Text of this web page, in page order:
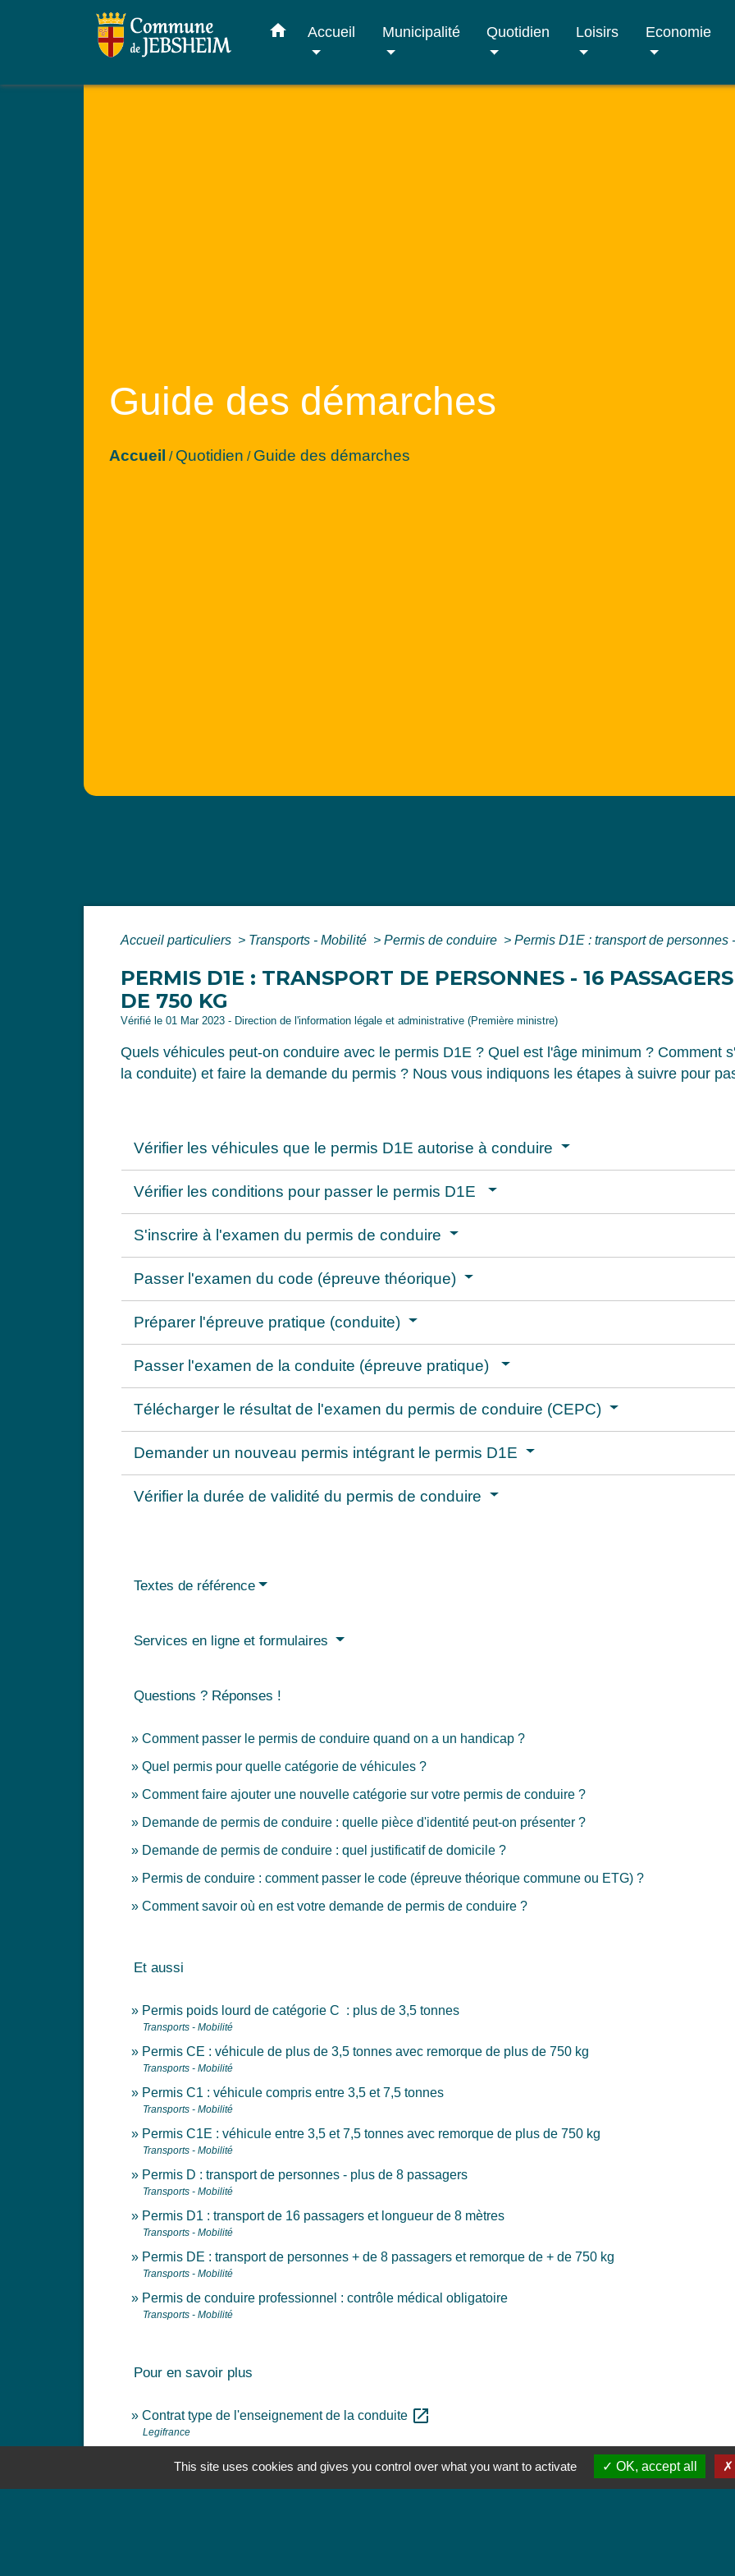
home Accueil Municipalité Quotidien Loisirs Economie
Guide des démarches
Accueil / Quotidien / Guide des démarches
Accueil particuliers > Transports - Mobilité > Permis de conduire > Permis D1E : transport de personnes
PERMIS D1E : TRANSPORT DE PERSONNES - 16
DE 750 KG
Vérifié le 01 Mar 2023 - Direction de l'information légale et administrative (Première ministre)
Quels véhicules peut-on conduire avec le permis D1E ? Quel est l'âge minimum ? Comment
la conduite) et faire la demande du permis ? Nous vous indiquons les étapes à suivre pour
Vérifier les véhicules que le permis D1E autorise à conduire
Vérifier les conditions pour passer le permis D1E
S'inscrire à l'examen du permis de conduire
Passer l'examen du code (épreuve théorique)
Préparer l'épreuve pratique (conduite)
Passer l'examen de la conduite (épreuve pratique)
Télécharger le résultat de l'examen du permis de conduire (CEPC)
Demander un nouveau permis intégrant le permis D1E
Vérifier la durée de validité du permis de conduire
Textes de référence
Services en ligne et formulaires
Questions ? Réponses !
Comment passer le permis de conduire quand on a un handicap ?
Quel permis pour quelle catégorie de véhicules ?
Comment faire ajouter une nouvelle catégorie sur votre permis de conduire ?
Demande de permis de conduire : quelle pièce d'identité peut-on présenter ?
Demande de permis de conduire : quel justificatif de domicile ?
Permis de conduire : comment passer le code (épreuve théorique commune ou ETG) ?
Comment savoir où en est votre demande de permis de conduire ?
Et aussi
Permis poids lourd de catégorie C : plus de 3,5 tonnes
Transports - Mobilité
Permis CE : véhicule de plus de 3,5 tonnes avec remorque de plus de 750 kg
Transports - Mobilité
Permis C1 : véhicule compris entre 3,5 et 7,5 tonnes
Transports - Mobilité
Permis C1E : véhicule entre 3,5 et 7,5 tonnes avec remorque de plus de 750 kg
Transports - Mobilité
Permis D : transport de personnes - plus de 8 passagers
Transports - Mobilité
Permis D1 : transport de 16 passagers et longueur de 8 mètres
Transports - Mobilité
Permis DE : transport de personnes + de 8 passagers et remorque de + de 750 kg
Transports - Mobilité
Permis de conduire professionnel : contrôle médical obligatoire
Transports - Mobilité
Pour en savoir plus
Contrat type de l'enseignement de la conduite open_in_new
Legifrance
This site uses cookies and gives you control over what you want to activate OK, accept all